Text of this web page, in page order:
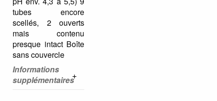
tubes encore
scellés, 2 ouverts
mais contenu
presque intact Boîte
sans couvercle
Informations
supplémentaires